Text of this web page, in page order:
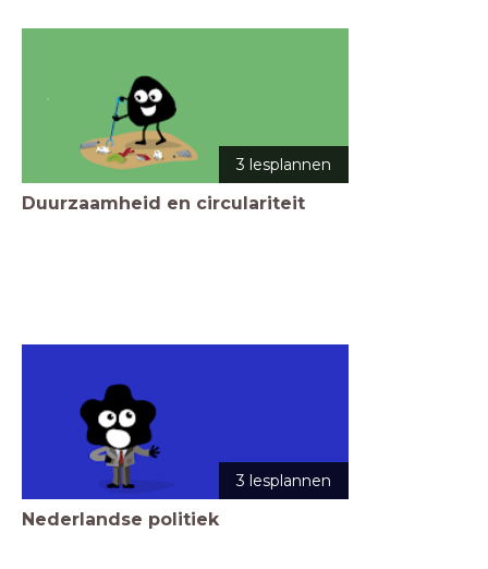
3 lesplannen
Duurzaamheid en circulariteit
3 lesplannen
Nederlandse politiek